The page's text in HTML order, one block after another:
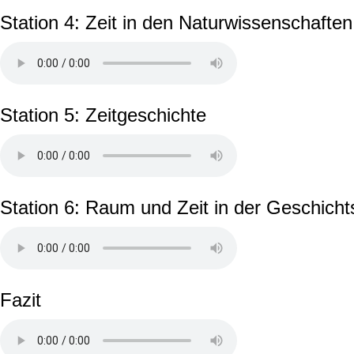
Station 4: Zeit in den Naturwissenschaften
Station 5: Zeitgeschichte
Station 6: Raum und Zeit in der
Fazit